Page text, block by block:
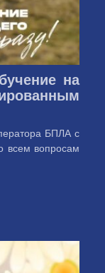
на
БПЛА с
всем вопросам